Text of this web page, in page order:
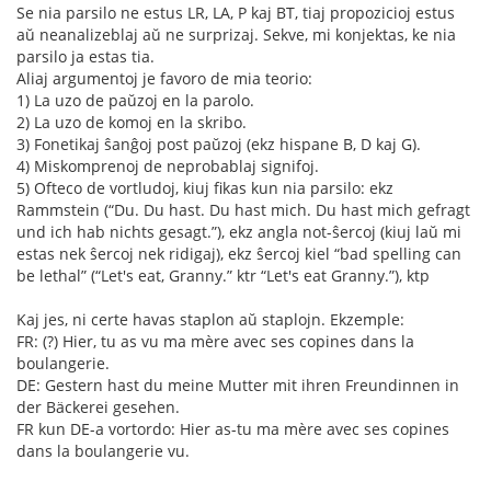
Se nia parsilo ne estus LR, LA, P kaj BT, tiaj propozicioj estus
aŭ neanalizeblaj aŭ ne surprizaj. Sekve, mi konjektas, ke nia
parsilo ja estas tia.
Aliaj argumentoj je favoro de mia teorio:
1) La uzo de paŭzoj en la parolo.
2) La uzo de komoj en la skribo.
3) Fonetikaj ŝanĝoj post paŭzoj (ekz hispane B, D kaj G).
4) Miskomprenoj de neprobablaj signifoj.
5) Ofteco de vortludoj, kiuj fikas kun nia parsilo: ekz
Rammstein (“Du. Du hast. Du hast mich. Du hast mich gefragt
und ich hab nichts gesagt.”), ekz angla not-ŝercoj (kiuj laŭ mi
estas nek ŝercoj nek ridigaj), ekz ŝercoj kiel “bad spelling can
be lethal” (“Let's eat, Granny.” ktr “Let's eat Granny.”), ktp
Kaj jes, ni certe havas staplon aŭ staplojn. Ekzemple:
FR: (?) Hier, tu as vu ma mère avec ses copines dans la
boulangerie.
DE: Gestern hast du meine Mutter mit ihren Freundinnen in
der Bäckerei gesehen.
FR kun DE-a vortordo: Hier as-tu ma mère avec ses copines
dans la boulangerie vu.